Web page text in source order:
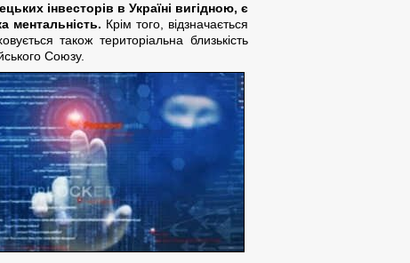
інвесторів в Україні вигідною, є
ментальність. Крім того, відзначається
також територіальна близькість
Союзу.